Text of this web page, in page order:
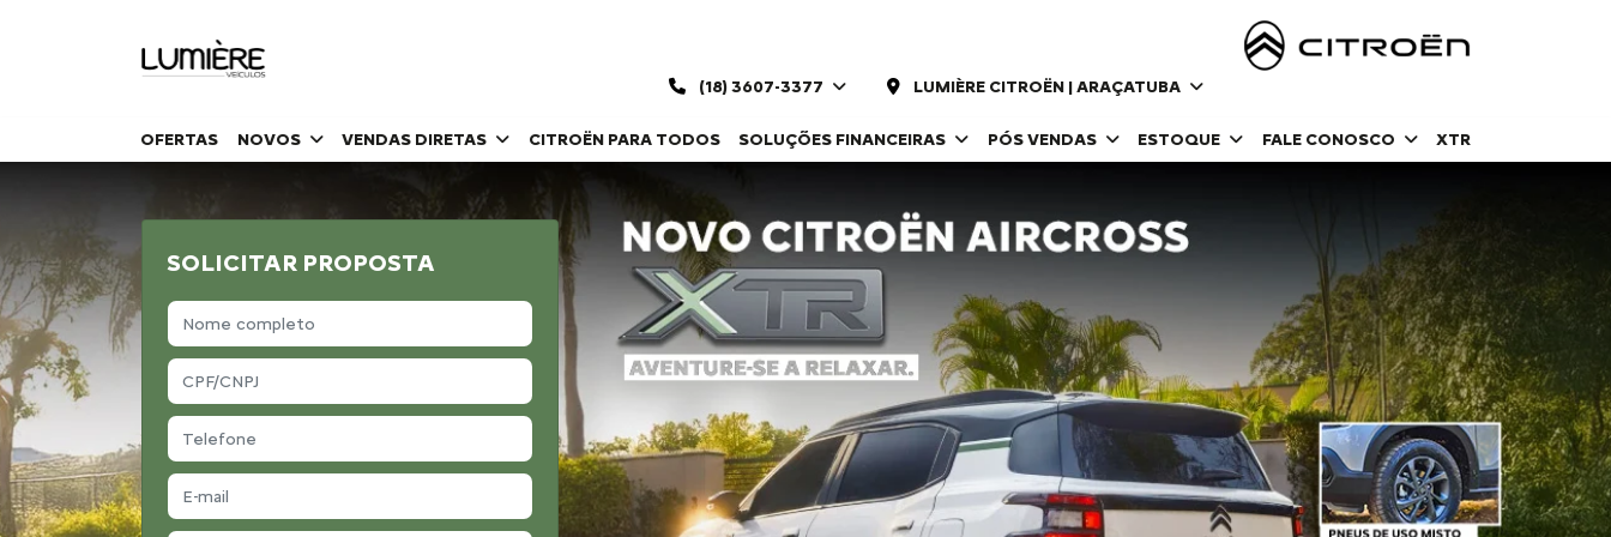
(18) 3607-3377 LUMIÈRE CITROËN | ARAÇATUBA
OFERTAS NOVOS VENDAS DIRETAS CITROËN PARA TODOS SOLUÇÕES FINANCEIRAS PÓS VENDAS ESTOQUE FALE CONOSCO XTR
SOLICITAR PROPOSTA